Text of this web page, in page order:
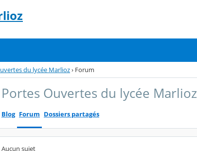
du lycée Marlioz› Forum
Portes Ouvertes du lycée Marlioz
Blog Forum Dossiers partagés
Aucun sujet